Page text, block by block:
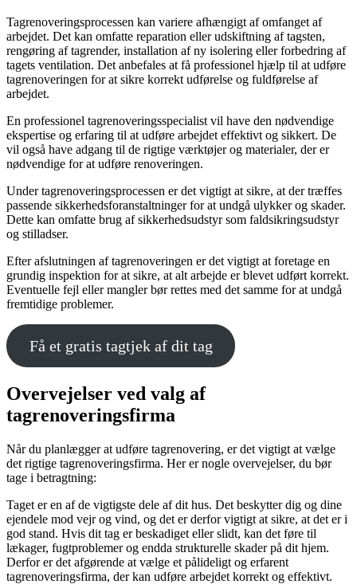
Tagrenoveringsprocessen kan variere afhængigt af omfanget af
arbejdet. Det kan omfatte reparation eller udskiftning af tagsten,
rengøring af tagrender, installation af ny isolering eller forbedring af
tagets ventilation. Det anbefales at få professionel hjælp til at udføre
tagrenoveringen for at sikre korrekt udførelse og fuldførelse af
arbejdet.
En professionel tagrenoveringsspecialist vil have den nødvendige
ekspertise og erfaring til at udføre arbejdet effektivt og sikkert. De
vil også have adgang til de rigtige værktøjer og materialer, der er
nødvendige for at udføre renoveringen.
Under tagrenoveringsprocessen er det vigtigt at sikre, at der træffes
passende sikkerhedsforanstaltninger for at undgå ulykker og skader.
Dette kan omfatte brug af sikkerhedsudstyr som faldsikringsudstyr
og stilladser.
Efter afslutningen af tagrenoveringen er det vigtigt at foretage en
grundig inspektion for at sikre, at alt arbejde er blevet udført korrekt.
Eventuelle fejl eller mangler bør rettes med det samme for at undgå
fremtidige problemer.
Få et gratis tagtjek af dit tag
Overvejelser ved valg af
tagrenoveringsfirma
Når du planlægger at udføre tagrenovering, er det vigtigt at vælge
det rigtige tagrenoveringsfirma. Her er nogle overvejelser, du bør
tage i betragtning:
Taget er en af de vigtigste dele af dit hus. Det beskytter dig og dine
ejendele mod vejr og vind, og det er derfor vigtigt at sikre, at det er i
god stand. Hvis dit tag er beskadiget eller slidt, kan det føre til
lækager, fugtproblemer og endda strukturelle skader på dit hjem.
Derfor er det afgørende at vælge et pålideligt og erfarent
tagrenoveringsfirma, der kan udføre arbejdet korrekt og effektivt.